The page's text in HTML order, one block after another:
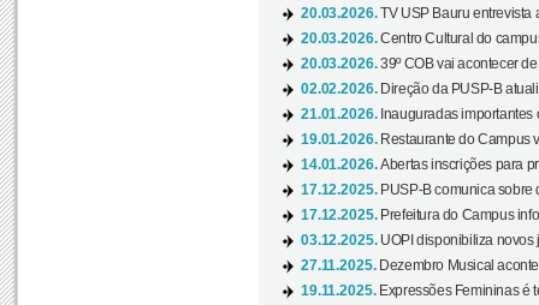
20.03.2026.TV USP Bauru entrevista
20.03.2026.Centro Cultural do
20.03.2026.39º COB vai acontecer
02.02.2026. Direção da PUSP-B
21.01.2026. Inauguradas
19.01.2026. Restaurante do Campus
14.01.2026.Abertas inscrições para
17.12.2025. PUSP-B comunica sobre
17.12.2025. Prefeitura do Campus
03.12.2025. UOPI disponibiliza novos
27.11.2025. Dezembro Musical
19.11.2025. Expressões Femininas é